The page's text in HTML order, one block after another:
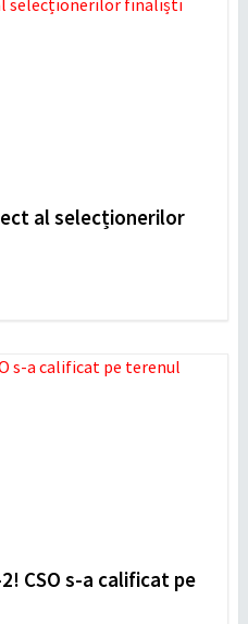
al selecționerilor
CSO s-a calificat pe